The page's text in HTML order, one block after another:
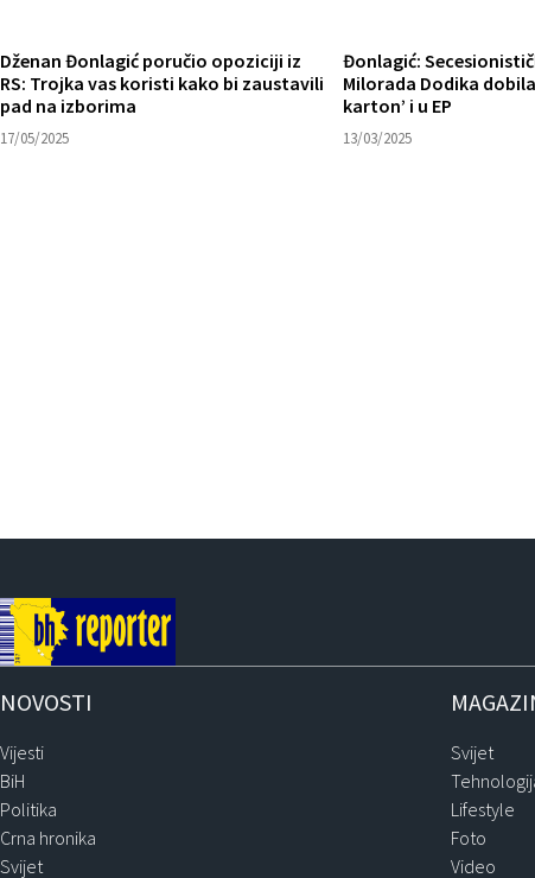
Dženan Đonlagić poručio opoziciji iz
RS: Trojka vas koristi kako bi zaustavili
pad na izborima
17/05/2025
Đonlagić:
Milorada Dodika dobila
karton’ i u EP
13/03/2025
NOVOSTI
Vijesti
BiH
Politika
Crna hronika
Svijet
Svijet
Lifestyle
Foto
Video